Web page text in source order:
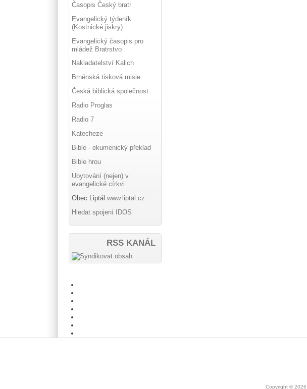
Časopis Český bratr
Evangelický týdeník
(Kostnické jiskry)
Evangelický časopis pro
mládež Bratrstvo
Nakladatelství Kalich
Brněnská tisková misie
Česká biblická společnost
Radio Proglas
Radio 7
Katecheze
Bible - ekumenický překlad
Bible hrou
Ubytování (nejen) v
evangelické církvi
Obec Liptálwww.liptal.cz
Hledat spojení IDOS
RSS KANÁL
Copyright © 2026